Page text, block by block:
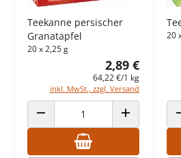
Teekanne persischer
Granatapfel
20 x 2,25 g
2,89 €
64,22 €/1 kg
inkl. MwSt., zzgl. Versand
ANZAHL VERRINGERN ANZAHL
20